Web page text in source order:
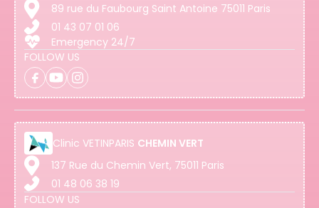
89 rue du Faubourg Saint Antoine 75011 Paris
01 43 07 01 06
Emergency 24/7
FOLLOW US
Clinic VETINPARIS CHEMIN VERT
137 Rue du Chemin Vert, 75011 Paris
01 48 06 38 19
FOLLOW US